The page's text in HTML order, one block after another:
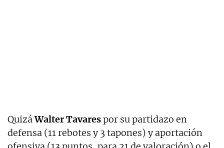
QuizáWalter Tavarespor su partidazo en
defensa (11 rebotes y 3 tapones) y aportación